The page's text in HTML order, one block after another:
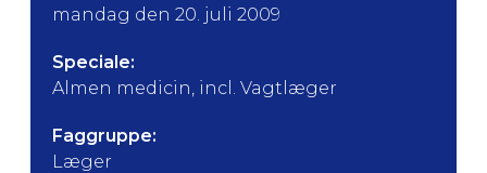
mandag den 20. juli 2009
Speciale:
Almen medicin, incl. Vagtlæger
Faggruppe:
Læger